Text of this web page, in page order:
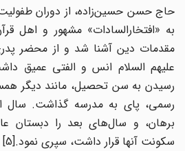
حاج حسن حسین‌زاده، از دوران طفولیت
به «افتخارالسادات» مشهور و اهل
مقدمات دین آشنا شد و از محضر
علیهم السلام انس و الفتی عمیق
رسیدن به سن تحصیل، مانند دیگر
رسمی، پای به مدرسه گذاشت. سال
برهان، و سال‌های بعد را دبستان
سکونت آنها قرار داشت، سپری نمود.[5]